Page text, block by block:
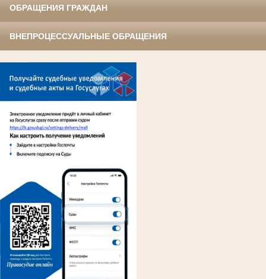
ОБРАЩЕНИЯ ГРАЖДАН
ВНЕПРОЦЕССУАЛЬНЫЕ ОБРАЩЕНИЯ